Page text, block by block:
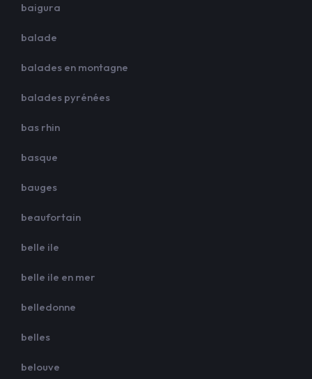
baigura
balade
balades en montagne
balades pyrénées
bas rhin
basque
bauges
beaufortain
belle ile
belle ile en mer
belledonne
belles
belouve